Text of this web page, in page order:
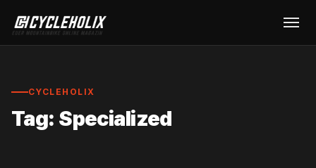
CYCLEHOLIX
Tag: Specialized